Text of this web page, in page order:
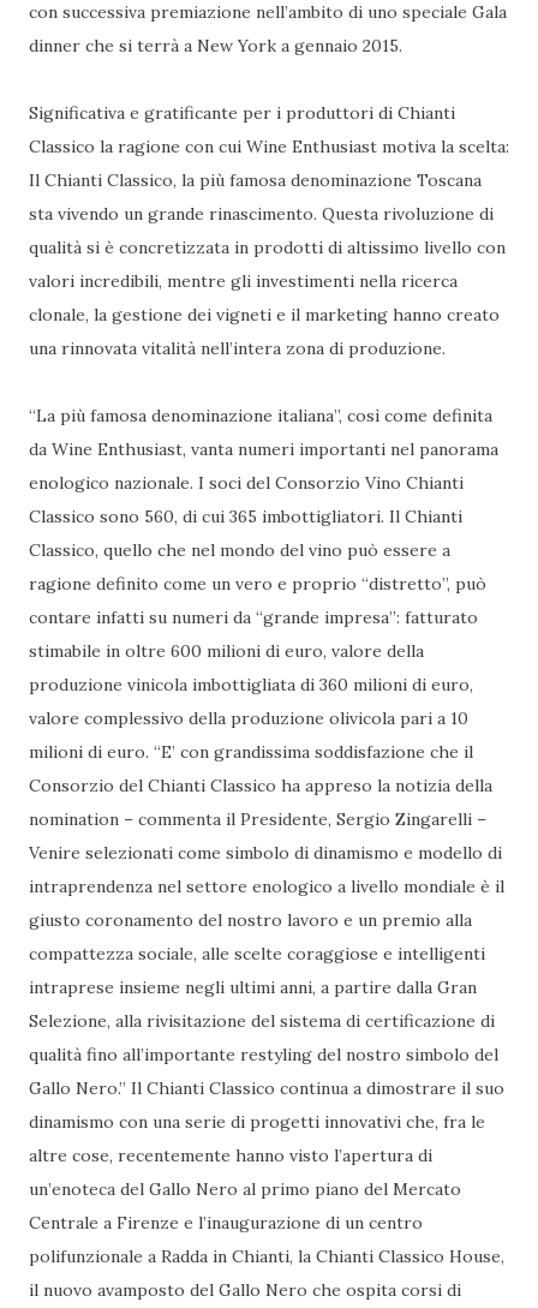
con successiva premiazione nell’ambito di uno speciale Gala
dinner che si terrà a New York a gennaio 2015.
Significativa e gratificante per i produttori di Chianti
Classico la ragione con cui Wine Enthusiast motiva la scelta:
Il Chianti Classico, la più famosa denominazione Toscana
sta vivendo un grande rinascimento. Questa rivoluzione di
qualità si è concretizzata in prodotti di altissimo livello con
valori incredibili, mentre gli investimenti nella ricerca
clonale, la gestione dei vigneti e il marketing hanno creato
una rinnovata vitalità nell’intera zona di produzione.
“La più famosa denominazione italiana”, così come definita
da Wine Enthusiast, vanta numeri importanti nel panorama
enologico nazionale. I soci del Consorzio Vino Chianti
Classico sono 560, di cui 365 imbottigliatori. Il Chianti
Classico, quello che nel mondo del vino può essere a
ragione definito come un vero e proprio “distretto”, può
contare infatti su numeri da “grande impresa”: fatturato
stimabile in oltre 600 milioni di euro, valore della
produzione vinicola imbottigliata di 360 milioni di euro,
valore complessivo della produzione olivicola pari a 10
milioni di euro. “E’ con grandissima soddisfazione che il
Consorzio del Chianti Classico ha appreso la notizia della
nomination – commenta il Presidente, Sergio Zingarelli –
Venire selezionati come simbolo di dinamismo e modello di
intraprendenza nel settore enologico a livello mondiale è il
giusto coronamento del nostro lavoro e un premio alla
compattezza sociale, alle scelte coraggiose e intelligenti
intraprese insieme negli ultimi anni, a partire dalla Gran
Selezione, alla rivisitazione del sistema di certificazione di
qualità fino all’importante restyling del nostro simbolo del
Gallo Nero.” Il Chianti Classico continua a dimostrare il suo
dinamismo con una serie di progetti innovativi che, fra le
altre cose, recentemente hanno visto l’apertura di
un’enoteca del Gallo Nero al primo piano del Mercato
Centrale a Firenze e l’inaugurazione di un centro
polifunzionale a Radda in Chianti, la Chianti Classico House,
il nuovo avamposto del Gallo Nero che ospita corsi di